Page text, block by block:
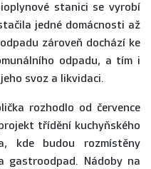
stanici se vyrobí
jedné domácnosti až
zároveň dochází ke
odpadu, a tím i
svoz a likvidaci.
rozhodlo od července
třídění kuchyňského
kde budou rozmístěny
gastroodpad. Nádoby na